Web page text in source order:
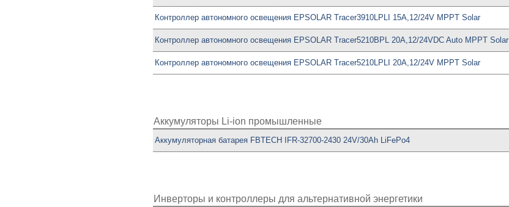
Контроллер автономного освещения EPSOLAR Tracer3910LPLI 15A,12/24V MPPT Solar
Контроллер автономного освещения EPSOLAR Tracer5210BPL 20A,12/24VDC Auto MPPT Solar
Контроллер автономного освещения EPSOLAR Tracer5210LPLI 20A,12/24V MPPT Solar
Аккумуляторы Li-ion промышленные
Аккумуляторная батарея FBTECH IFR-32700-2430 24V/30Ah LiFePo4
Инверторы и контроллеры для альтернативной энергетики